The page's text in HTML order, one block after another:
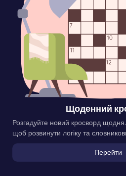
Щоденний
Розгадуйте новий кросворд щодня.
щоб розвинути логіку та
Перейти